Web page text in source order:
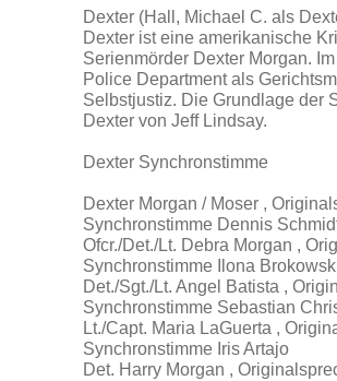
Dexter (Hall, Michael C. als
Dexter ist eine amerikanische
Serienmörder Dexter Morgan.
Police Department als
Selbstjustiz. Die Grundlage der
Dexter von Jeff Lindsay.
Dexter Synchronstimme
Dexter Morgan / Moser ,
Synchronstimme Dennis
Ofcr./Det./Lt. Debra Morgan ,
Synchronstimme Ilona
Det./Sgt./Lt. Angel Batista ,
Synchronstimme Sebastian
Lt./Capt. Maria LaGuerta ,
Synchronstimme Iris Artajo
Det. Harry Morgan ,